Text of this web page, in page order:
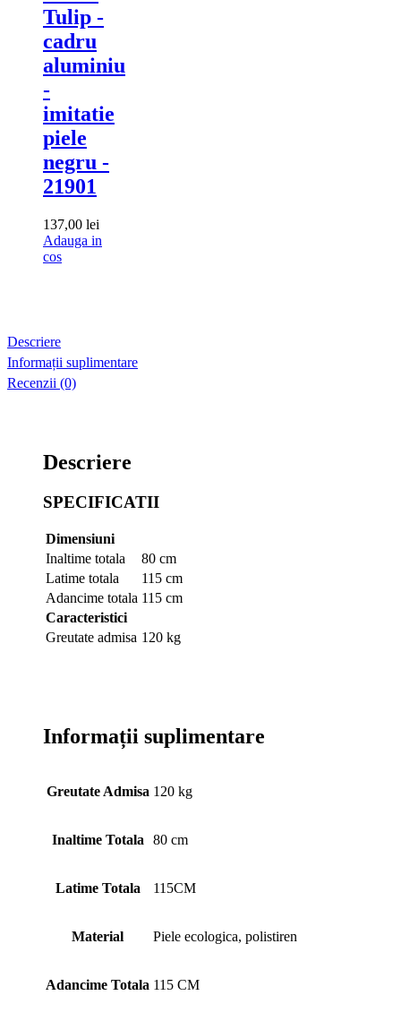
Tulip -
cadru
aluminiu
-
imitatie
piele
negru -
21901
137,00 lei
Adauga in
cosAdauga
Descriere
Informații suplimentare
Recenzii (0)
Descriere
SPECIFICATII
Dimensiuni
Inaltime totala
80 cm
Latime totala
115 cm
Adancime totala 115 cm
Caracteristici
Greutate admisa 120 kg
Informații suplimentare
Greutate Admisa 120 kg
Inaltime Totala 80 cm
Latime Totala 115CM
Material Piele ecologica, polistiren
Adancime Totala 115 CM